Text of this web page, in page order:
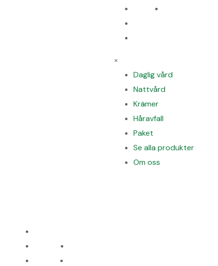
Håravfall
×
Daglig vård
Nattvård
Krämer
Håravfall
Paket
Se alla produkter
Om oss
Nattvård
Håravfall